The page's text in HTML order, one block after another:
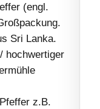
(engl.
Sri Lanka.
hochwertiger
z.B.